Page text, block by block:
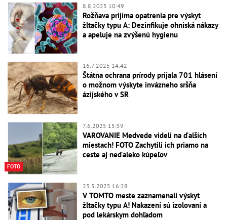
8.8.2025 10:49
Rožňava prijíma opatrenia pre výskyt
žltačky typu A: Dezinfikuje ohniská nákazy
a apeluje na zvýšenú hygienu
16.7.2025 14:42
Štátna ochrana prírody prijala 701 hlásení
o možnom výskyte invázneho sršňa
ázijského v SR
FOTO
7.6.2025 15:59
VAROVANIE Medvede videli na ďalších
miestach! FOTO Zachytili ich priamo na
ceste aj neďaleko kúpeľov
23.5.2025 16:28
V TOMTO meste zaznamenali výskyt
žltačky typu A! Nakazení sú izolovaní a
pod lekárskym dohľadom